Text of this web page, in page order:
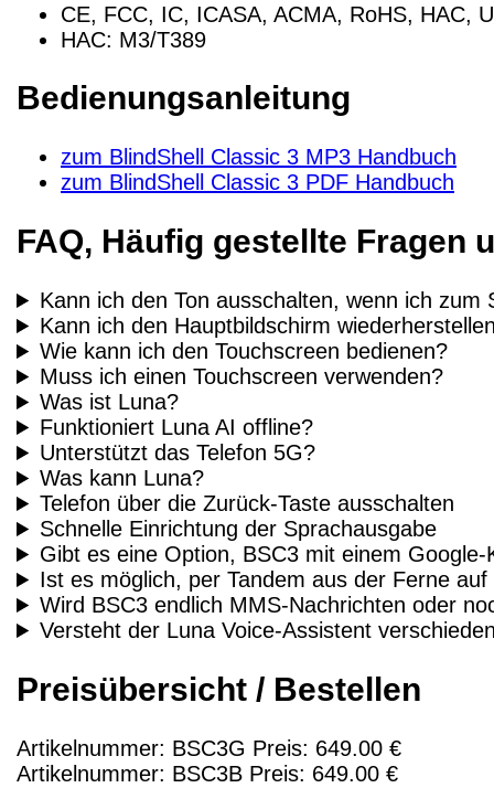
CE, FCC, IC, ICASA, ACMA, RoHS, HAC,
HAC: M3/T389
Bedienungsanleitung
zum BlindShell Classic 3 MP3 Handbuch
zum BlindShell Classic 3 PDF Handbuch
FAQ, Häufig gestellte Fragen
Kann ich den Ton ausschalten, wenn ich zum
Kann ich den Hauptbildschirm
Wie kann ich den Touchscreen bedienen?
Muss ich einen Touchscreen verwenden?
Was ist Luna?
Funktioniert Luna AI offline?
Unterstützt das Telefon 5G?
Was kann Luna?
Telefon über die Zurück-Taste ausschalten
Schnelle Einrichtung der Sprachausgabe
Gibt es eine Option, BSC3 mit einem
Ist es möglich, per Tandem aus der Ferne
Wird BSC3 endlich MMS-Nachrichten oder
Versteht der Luna Voice-Assistent
Preisübersicht / Bestellen
Artikelnummer: BSC3G Preis: 649.00 €
Artikelnummer: BSC3B Preis: 649.00 €